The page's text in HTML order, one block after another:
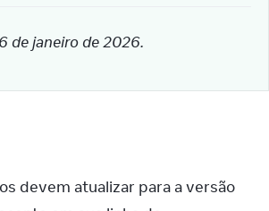
de janeiro de 2026.
devem atualizar para a versão